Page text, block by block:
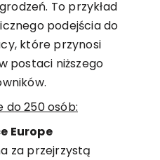
To przykład
podejścia do
które przynosi
postaci niższego
do 250 osób:
Europe
za przejrzystą